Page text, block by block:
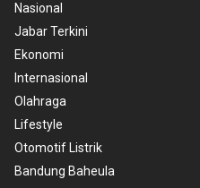
Nasional
Jabar Terkini
Ekonomi
Internasional
Olahraga
Lifestyle
Otomotif Listrik
Bandung Baheula